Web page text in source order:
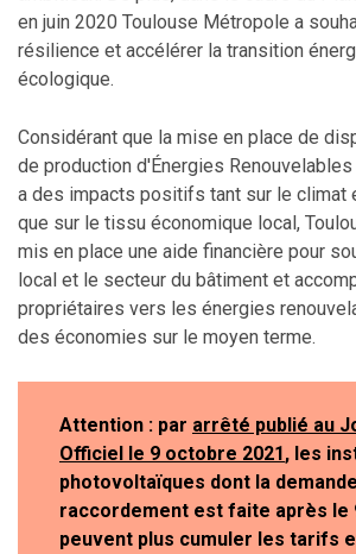
en juin 2020 Toulouse Métropole a
résilience et accélérer la transition
écologique.
Considérant que la mise en place de
de production d'Énergies
a des impacts positifs tant sur le climat
que sur le tissu économique local,
mis en place une aide financière pour
local et le secteur du bâtiment et
propriétaires vers les énergies
des économies sur le moyen terme.
Attention : par arrêté publié au
Officiel le 9 octobre 2021, les
photovoltaïques dont la
raccordement est faite après le
peuvent plus cumuler les tarifs